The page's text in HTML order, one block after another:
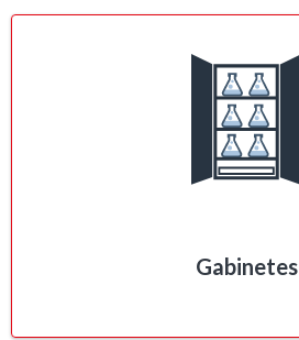
Gabinetes